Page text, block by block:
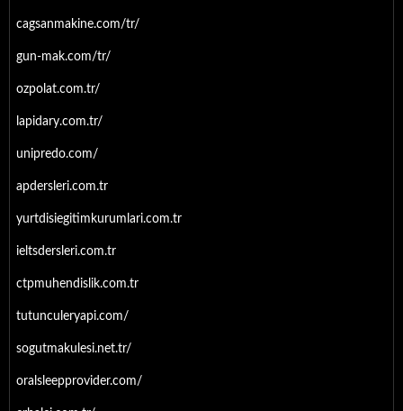
cagsanmakine.com/tr/
gun-mak.com/tr/
ozpolat.com.tr/
lapidary.com.tr/
unipredo.com/
apdersleri.com.tr
yurtdisiegitimkurumlari.com.tr
ieltsdersleri.com.tr
ctpmuhendislik.com.tr
tutunculeryapi.com/
sogutmakulesi.net.tr/
oralsleepprovider.com/